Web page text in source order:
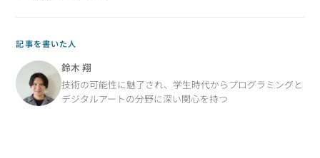
記事を書いた人
鈴木 翔
技術の可能性に魅了され、学生時代からプログラミングと
デジタルアートの分野に深い関心を持つ